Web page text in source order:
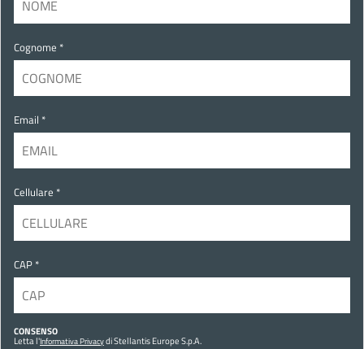
Cognome *
Email *
Cellulare *
CAP *
CONSENSO
Letta l'Informativa Privacydi Stellantis Europe S.p.A.